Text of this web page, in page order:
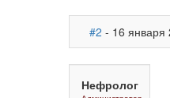
#2 - 16 января
Нефролог